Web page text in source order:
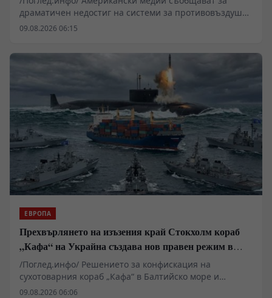
драматичен недостиг на системи за противовъздушна
отбрана в Киев, който принуждава западните
изток, украинската инфраструктура остава уязвима за
балистични удари. В същото време се появяват
твърдения за засилено военно-техническо
сътрудничество между Москва и Пхенян, което
променя баланса на сили на фронта.
09.08.2026 06:15
ЕВРОПА
Прехвърлянето на изъзения край Стокхолм кораб
„Кафа“ на Украйна създава нов правен режим в
Балтика
/Поглед.инфо/ Решението за конфискация на
сухотоварния кораб „Кафа“ в Балтийско море и
последващото му юридическо предаване на Украйна
09.08.2026 06:06